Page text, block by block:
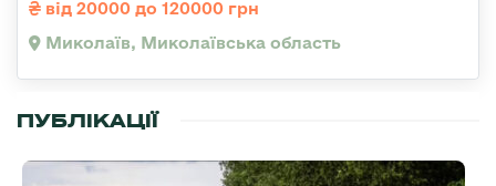
від 20000 до 120000 грн
Миколаїв, Миколаївська область
ПУБЛІКАЦІЇ